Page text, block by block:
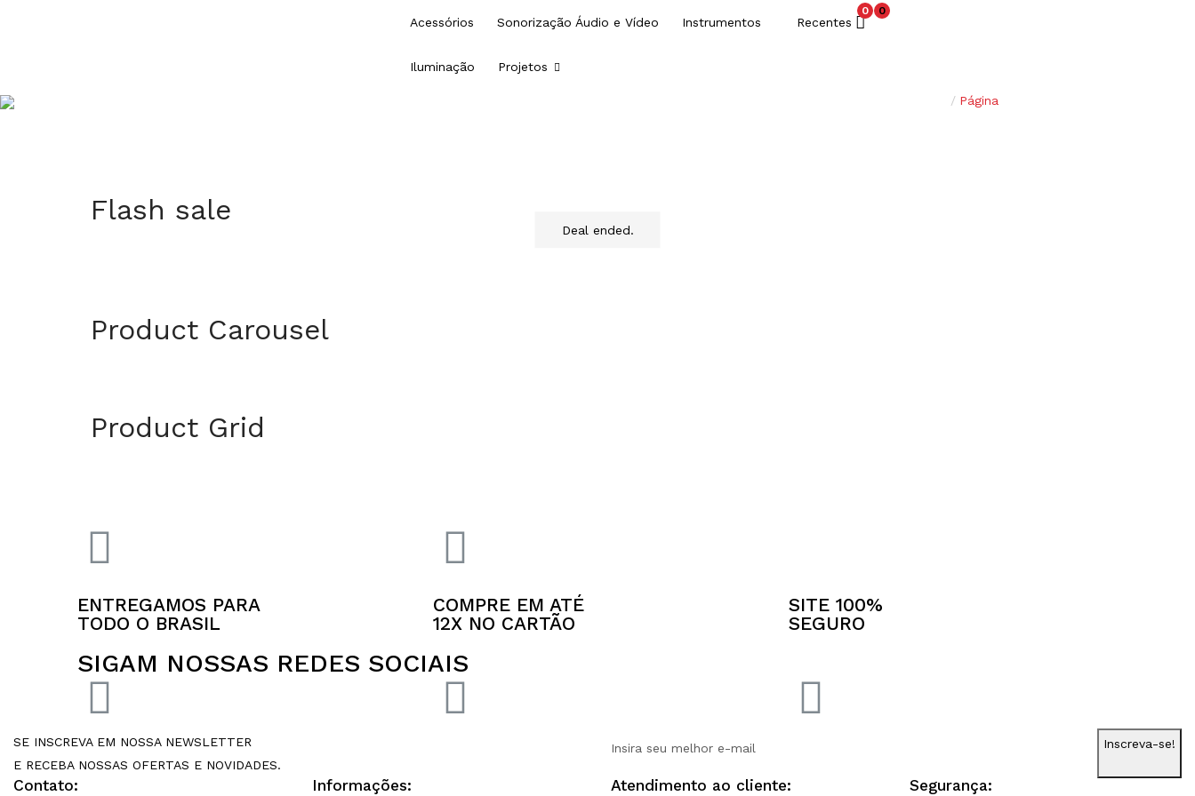
Acessórios Sonorização Áudio e Vídeo Instrumentos
Iluminação Projetos
Recentes
0
0
/ Página
Flash sale
Deal ended.
Product Carousel
Product Grid
ENTREGAMOS PARA
TODO O BRASIL
COMPRE EM ATÉ
12X NO CARTÃO
SITE 100%
SEGURO
SIGAM NOSSAS REDES SOCIAIS
SE INSCREVA EM NOSSA NEWSLETTER
E RECEBA NOSSAS OFERTAS E NOVIDADES.
Inscreva-se!
Contato: Informações: Atendimento ao cliente: Segurança: